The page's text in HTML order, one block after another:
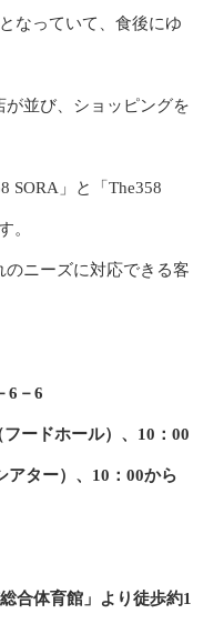
なっていて、食後にゆ
並び、ショッピングを
SORA」と「The358
。
のニーズに対応できる客
6－6
ードホール）、10：00
アター）、10：00から
合体育館」より徒歩約1